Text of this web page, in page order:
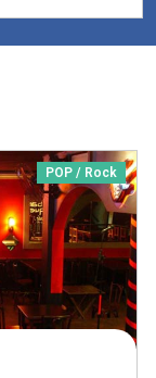
POP / Rock